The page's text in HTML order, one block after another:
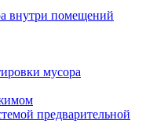
внутри помещений
мусора
предварительной